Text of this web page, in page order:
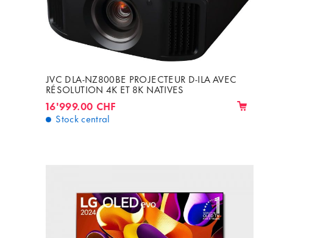
JVC DLA-NZ800BE PROJECTEUR D-ILA AVEC
RÉSOLUTION 4K ET 8K NATIVES
16'999.00 CHF
Stock central